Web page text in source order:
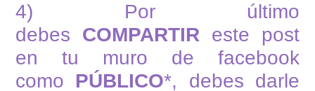
4) Por último
debes COMPARTIR este post
en tu muro de facebook
como PÚBLICO*, debes darle